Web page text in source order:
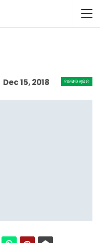
ମନୋରଞ୍ଜନ
Dec 15, 2018